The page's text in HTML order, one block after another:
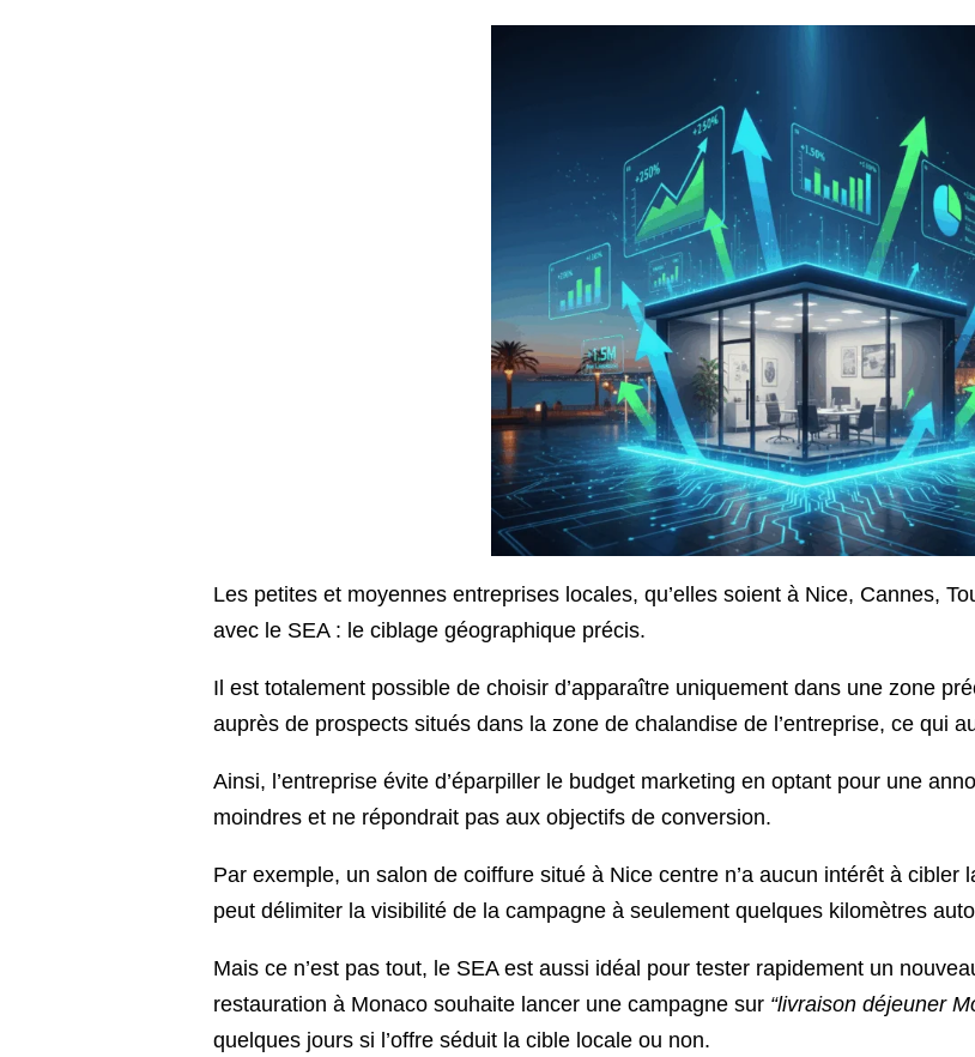
Les petites et moyennes entreprises locales, qu’elles soient à Nice, Cannes,
avec le SEA : le ciblage géographique précis.
Il est totalement possible de choisir d’apparaître uniquement dans une zone
auprès de prospects situés dans la zone de chalandise de l’entreprise, ce qui
Ainsi, l’entreprise évite d’éparpiller le budget marketing en optant pour une
moindres et ne répondrait pas aux objectifs de conversion.
Par exemple, un salon de coiffure situé à Nice centre n’a aucun intérêt à cibler
peut délimiter la visibilité de la campagne à seulement quelques kilomètres
Mais ce n’est pas tout, le SEA est aussi idéal pour tester rapidement un
restauration à Monaco souhaite lancer une campagne sur “livraison déjeuner
quelques jours si l’offre séduit la cible locale ou non.